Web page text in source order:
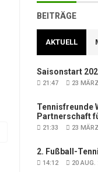
BEITRÄGE
AKTUELL
Saisonstart
21:47 23
Tennisfreunde
Partnerschaft
21:33 23
2. Fußball-
14:12 20 AUG.